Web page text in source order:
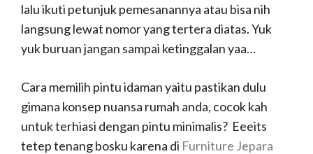
lalu ikuti petunjuk pemesanannya atau bisa nih
langsung lewat nomor yang tertera diatas. Yuk
yuk buruan jangan sampai ketinggalan yaa…
Cara memilih pintu idaman yaitu pastikan dulu
gimana konsep nuansa rumah anda, cocok kah
untuk terhiasi dengan pintu minimalis? Eeeits
tetep tenang bosku karena di Furniture Jepara